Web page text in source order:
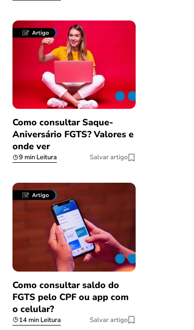
Achei muito rápido,
Comentário retirado da nossa
08/03/2023
Como consultar Saque-
Aniversário FGTS? Valores e
onde ver
9 min Leitura Salvar artigo
Como consultar saldo do
FGTS pelo CPF ou app com
o celular?
14 min Leitura Salvar artigo